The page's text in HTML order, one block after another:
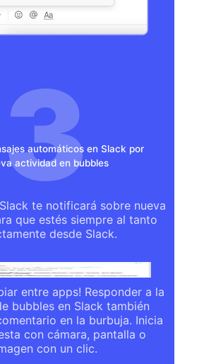
automáticos en Slack por
actividad en bubbles
te notificará sobre nueva
que estés siempre al tanto
desde Slack.
entre apps! Responder a la
bubbles en Slack también
en la burbuja. Inicia
con cámara, pantalla o
con un clic.